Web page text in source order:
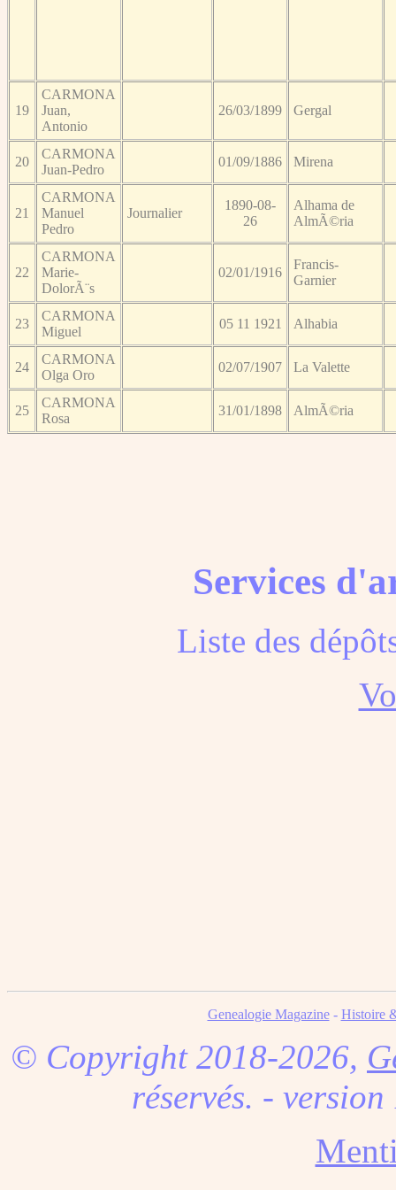
19
CARMONA
Juan,
Antonio
26/03/1899 Gergal
20
CARMONA
Juan-Pedro
01/09/1886 Mirena
21
CARMONA
Manuel
Pedro
Journalier
1890-08-
26
Alhama de
AlmÃ©ria
22
CARMONA
Marie-
DolorÃ¨s
02/01/1916
Francis-
Garnier
23
CARMONA
Miguel
05 11 1921 Alhabia
24
CARMONA
Olga Oro
02/07/1907 La Valette
25
CARMONA
Rosa
31/01/1898 AlmÃ©ria
Services
Liste des
Genealogie Magazine- Histoire
© Copyright 2018-2026,
réservés. -